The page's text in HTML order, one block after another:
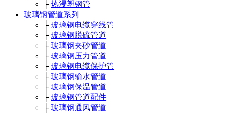
├热浸塑钢管
玻璃钢管道系列
├玻璃钢电缆穿线管
├玻璃钢脱硫管道
├玻璃钢夹砂管道
├玻璃钢压力管道
├玻璃钢电缆保护管
├玻璃钢输水管道
├玻璃钢保温管道
├玻璃钢管道配件
├玻璃钢通风管道